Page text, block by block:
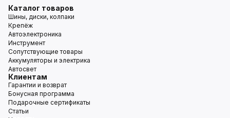
Каталог товаров
Шины, диски, колпаки
Крепёж
Автоэлектроника
Инструмент
Сопутствующие товары
Аккумуляторы и электрика
Автосвет
Клиентам
Гарантии и возврат
Бонусная программа
Подарочные сертификаты
Статьи